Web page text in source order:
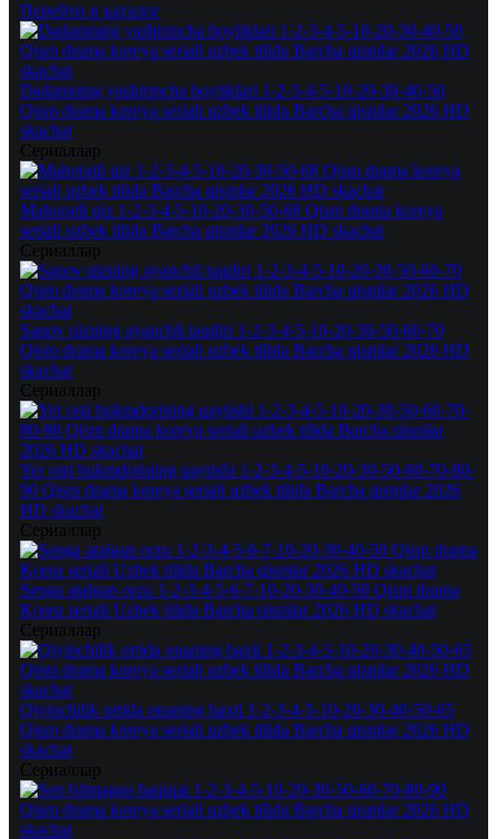
Перейти в каталог
Dadamning yashirincha boyliklari 1-2-3-4-5-10-20-30-40-50
Qism drama koreya seriali uzbek tilida Barcha qismlar 2026 HD
skachat
Mahoratli qiz 1-2-3-4-5-10-20-30-50-68 Qism drama koreya
seriali uzbek tilida Barcha qismlar 2026 HD skachat
Saqov qizning ayanchli taqdiri 1-2-3-4-5-10-20-30-50-60-70
Qism drama koreya seriali uzbek tilida Barcha qismlar 2026 HD
skachat
Yer osti hukmdorining qaytishi 1-2-3-4-5-10-20-30-50-60-70-80-
90 Qism drama koreya seriali uzbek tilida Barcha qismlar 2026
HD skachat
Senga atalgan orzu 1-2-3-4-5-6-7-10-20-30-40-50 Qism drama
Korea seriali Uzbek tilida Barcha qismlar 2026 HD skachat
Qiyinchilik ortida onaning baxti 1-2-3-4-5-10-20-30-40-50-65
Qism drama koreya seriali uzbek tilida Barcha qismlar 2026 HD
skachat